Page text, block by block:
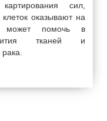
сил,
оказывают на
может помочь в
тканей и
рака.